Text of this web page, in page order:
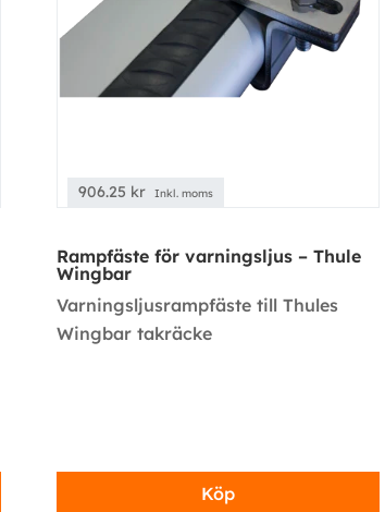
906.25 kr Inkl. moms
Rampfäste för varningsljus – Thule
Wingbar
Varningsljusrampfäste till Thules
Wingbar takräcke
Köp